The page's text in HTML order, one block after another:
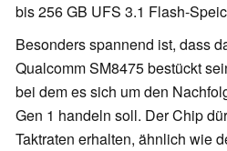
bis 256 GB UFS 3.1 Flash-
Besonders spannend ist, dass
Qualcomm SM8475 bestückt
bei dem es sich um den
Gen 1 handeln soll. Der Chip
Taktraten erhalten, ähnlich wie